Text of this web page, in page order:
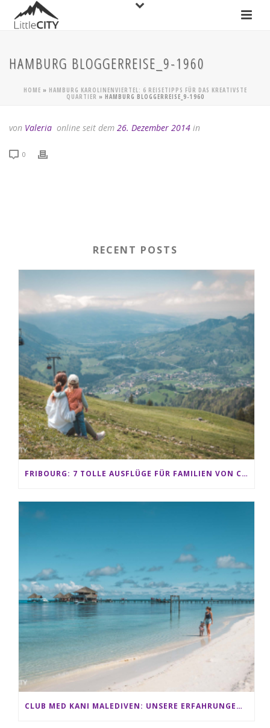
HAMBURG BLOGGERREISE_9-1960
HOME » HAMBURG KAROLINENVIERTEL: 6 REISETIPPS FÜR DAS KREATIVSTE
QUARTIER » HAMBURG BLOGGERREISE_9-1960
von Valeria online seit dem 26. Dezember 2014 in
0
RECENT POSTS
FRIBOURG: 7 TOLLE AUSFLÜGE FÜR FAMILIEN VON CHARMEY BIS LES PACCOTS
CLUB MED KANI MALEDIVEN: UNSERE ERFAHRUNGEN IM ALL-INCLUSIVE PARADIES